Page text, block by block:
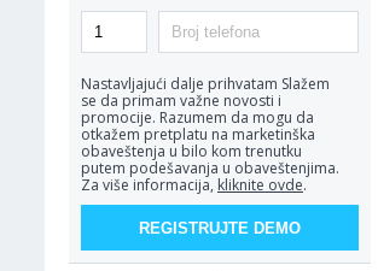
Nastavljajući dalje prihvatam Slažem
se da primam važne novosti i
promocije. Razumem da mogu da
otkažem pretplatu na marketinška
obaveštenja u bilo kom trenutku
putem podešavanja u obaveštenjima.
Za više informacija, kliknite ovde.